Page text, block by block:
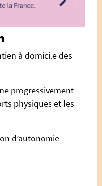
à domicile des
progressivement
physiques et les
d’autonomie